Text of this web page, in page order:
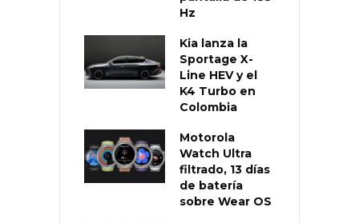
Hz
Kia lanza la
Sportage X-
Line HEV y el
K4 Turbo en
Colombia
Motorola
Watch Ultra
filtrado, 13 días
de batería
sobre Wear OS